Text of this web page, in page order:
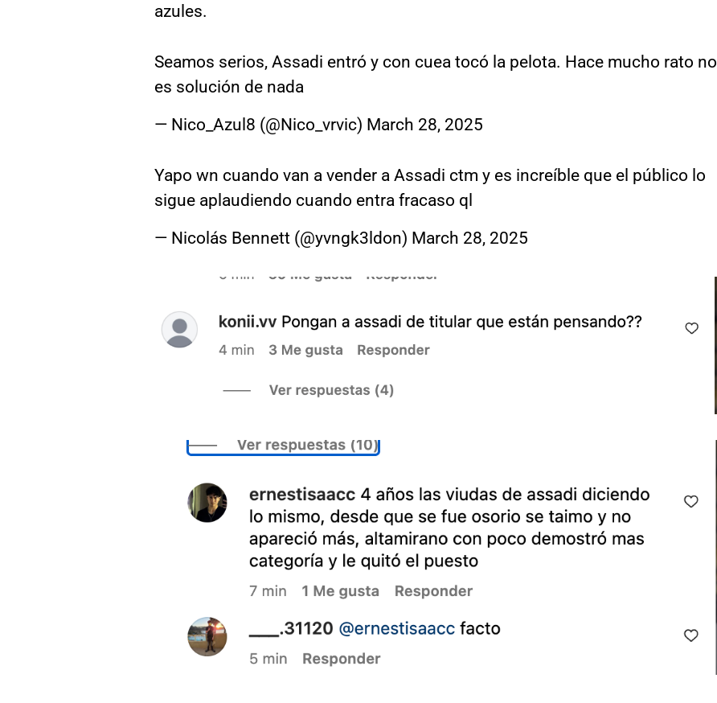
azules.
Seamos serios, Assadi entró y con cuea tocó la pelota. Hace mucho rato no
es solución de nada
— Nico_Azul8 (@Nico_vrvic) March 28, 2025
Yapo wn cuando van a vender a Assadi ctm y es increíble que el público lo
sigue aplaudiendo cuando entra fracaso ql
— Nicolás Bennett (@yvngk3ldon) March 28, 2025